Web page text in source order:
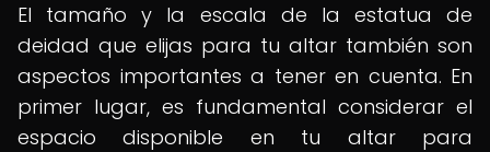
El tamaño y la escala de la estatua de
deidad que elijas para tu altar también son
aspectos importantes a tener en cuenta. En
primer lugar, es fundamental considerar el
espacio disponible en tu altar para